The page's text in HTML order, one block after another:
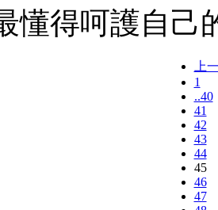
懂得呵護自己
上
1
..40
41
42
43
44
45
46
47